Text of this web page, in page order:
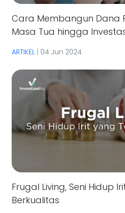
Cara Membangun Dana
Masa Tua hingga
ARTIKEL | 04 Jun 2024
Frugal Living, Seni Hidup
Berkualitas